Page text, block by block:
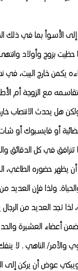
إلى الأسوأ بما في
بزوج وأولاد
يكمن خارج البيت، في
مع الزوجة أم
هل يحدث الانتصاب
أو فايسبوك أو
في كل الدقائق
حضوره الطاغي،
ولذا فإن العديد من
لذا تجد العديد من
ضمن أعضاء العشيرة
الناهي . لا
عوض أن يركن إلى